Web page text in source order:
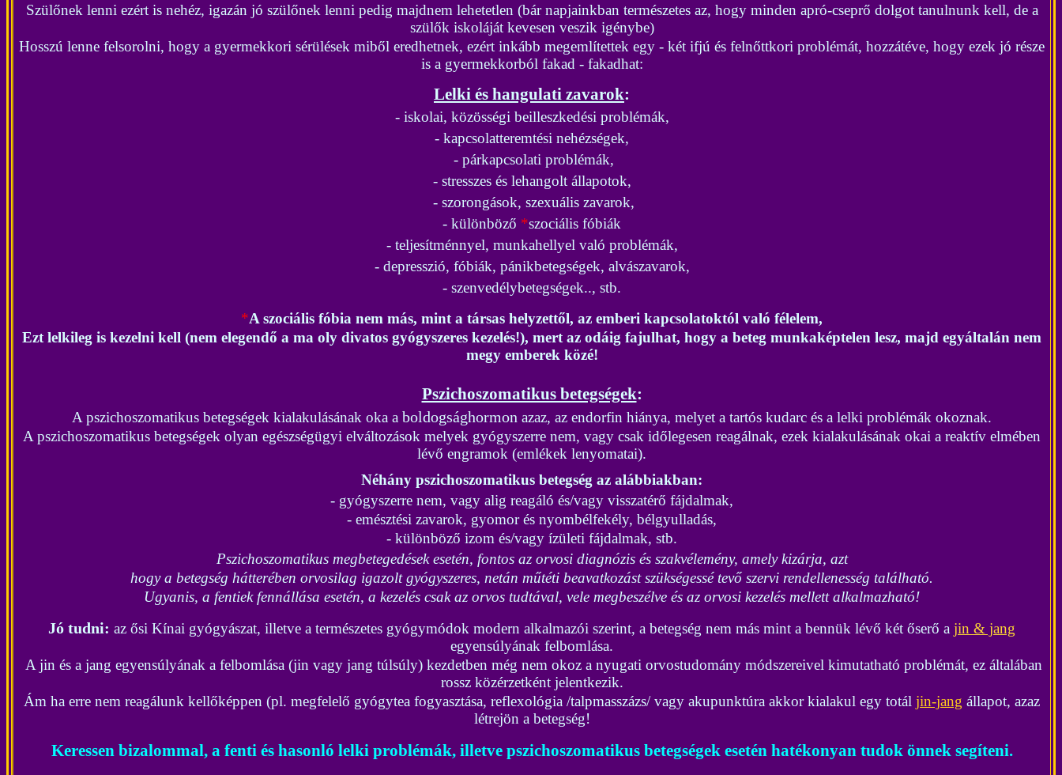
Szülőnek lenni ezért is nehéz, igazán jó szülőnek lenni pedig majdnem lehetetlen (bár napjainkban természetes az, hogy minden apró-cseprő dolgot tanulnunk kell, de a
szülők iskoláját kevesen veszik igénybe)
Hosszú lenne felsorolni, hogy a gyermekkori sérülések miből eredhetnek, ezért inkább megemlítettek egy - két ifjú és felnőttkori problémát, hozzátéve, hogy ezek jó része
is a gyermekkorból fakad - fakadhat:
Lelki és hangulati zavarok:
- iskolai, közösségi beilleszkedési problémák,
- kapcsolatteremtési nehézségek,
- párkapcsolati problémák,
- stresszes és lehangolt állapotok,
- szorongások, szexuális zavarok,
- különböző *szociális fóbiák
- teljesítménnyel, munkahellyel való problémák,
- depresszió, fóbiák, pánikbetegségek, alvászavarok,
- szenvedélybetegségek.., stb.
*A szociális fóbia nem más, mint a társas helyzettől, az emberi kapcsolatoktól való félelem,
Ezt lelkileg is kezelni kell (nem elegendő a ma oly divatos gyógyszeres kezelés!), mert az odáig fajulhat, hogy a beteg munkaképtelen lesz, majd egyáltalán nem
megy emberek közé!
Pszichoszomatikus betegségek:
A pszichoszomatikus betegségek kialakulásának oka a boldogsághormon azaz, az endorfin hiánya, melyet a tartós kudarc és a lelki problémák okoznak.
A pszichoszomatikus betegségek olyan egészségügyi elváltozások melyek gyógyszerre nem, vagy csak időlegesen reagálnak, ezek kialakulásának okai a reaktív elmében
lévő engramok (emlékek lenyomatai).
Néhány pszichoszomatikus betegség az alábbiakban:
- gyógyszerre nem, vagy alig reagáló és/vagy visszatérő fájdalmak,
- emésztési zavarok, gyomor és nyombélfekély, bélgyulladás,
- különböző izom és/vagy ízületi fájdalmak, stb.
Pszichoszomatikus megbetegedések esetén, fontos az orvosi diagnózis és szakvélemény, amely kizárja, azt
hogy a betegség hátterében orvosilag igazolt gyógyszeres, netán műtéti beavatkozást szükségessé tevő szervi rendellenesség található.
Ugyanis, a fentiek fennállása esetén, a kezelés csak az orvos tudtával, vele megbeszélve és az orvosi kezelés mellett alkalmazható!
Jó tudni: az ősi Kínai gyógyászat, illetve a természetes gyógymódok modern alkalmazói szerint, a betegség nem más mint a bennük lévő két őserő a jin & jang
egyensúlyának felbomlása.
A jin és a jang egyensúlyának a felbomlása (jin vagy jang túlsúly) kezdetben még nem okoz a nyugati orvostudomány módszereivel kimutatható problémát, ez általában
rossz közérzetként jelentkezik.
Ám ha erre nem reagálunk kellőképpen (pl. megfelelő gyógytea fogyasztása, reflexológia /talpmasszázs/ vagy akupunktúra akkor kialakul egy totál jin-jang állapot, azaz
létrejön a betegség!
Keressen bizalommal, a fenti és hasonló lelki problémák, illetve pszichoszomatikus betegségek esetén hatékonyan tudok önnek segíteni.